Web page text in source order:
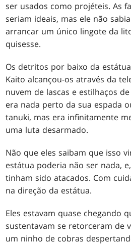
ser usados como projéteis. As
seriam ideais, mas ele não
arrancar um único lingote da
quisesse.
Os detritos por baixo da
Kaito alcançou-os através da
nuvem de lascas e estilhaços
era nada perto da sua espada
tanuki, mas era infinitamente
uma luta desarmado.
Não que eles saibam que isso
estátua poderia não ser nada,
tinham sido atacados. Com
na direção da estátua.
Eles estavam quase chegando
sustentavam se retorceram de
um ninho de cobras